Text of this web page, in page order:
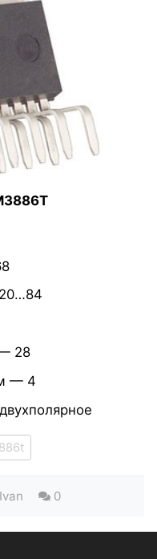
28
— 4
Ivan 0